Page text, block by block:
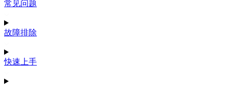
常见问题
故障排除
快速上手